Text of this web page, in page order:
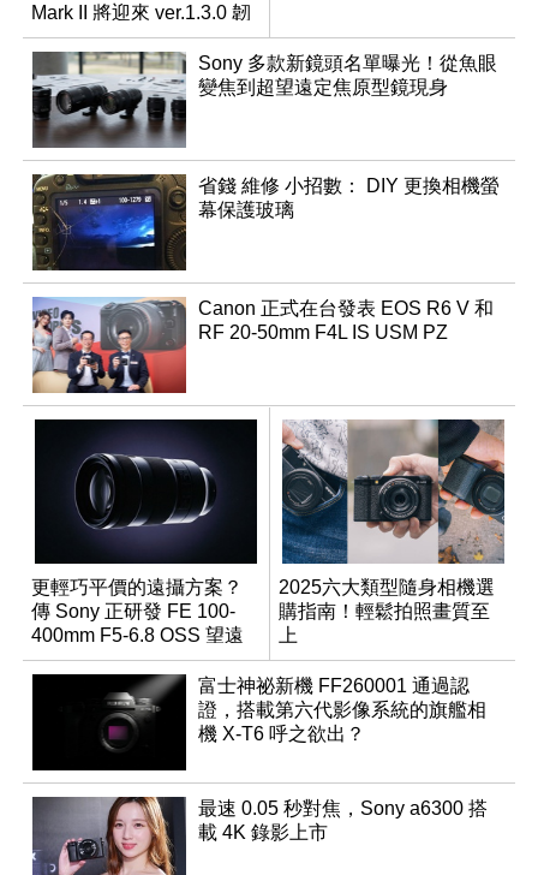
Mark II 將迎來 ver.1.3.0 韌
體更新
Sony 多款新鏡頭名單曝光！從魚眼
變焦到超望遠定焦原型鏡現身
省錢 維修 小招數： DIY 更換相機螢
幕保護玻璃
Canon 正式在台發表 EOS R6 V 和
RF 20-50mm F4L IS USM PZ
更輕巧平價的遠攝方案？
傳 Sony 正研發 FE 100-
400mm F5-6.8 OSS 望遠
變焦鏡頭
2025六大類型隨身相機選
購指南！輕鬆拍照畫質至
上
富士神祕新機 FF260001 通過認
證，搭載第六代影像系統的旗艦相
機 X-T6 呼之欲出？
最速 0.05 秒對焦，Sony a6300 搭
載 4K 錄影上市